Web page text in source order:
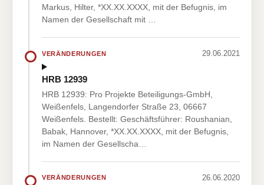
Markus, Hilter, *XX.XX.XXXX, mit der Befugnis, im
Namen der Gesellschaft mit …
VERÄNDERUNGEN 29.06.2021
HRB 12939
HRB 12939: Pro Projekte Beteiligungs-GmbH,
Weißenfels, Langendorfer Straße 23, 06667
Weißenfels. Bestellt: Geschäftsführer: Roushanian,
Babak, Hannover, *XX.XX.XXXX, mit der Befugnis,
im Namen der Gesellscha…
VERÄNDERUNGEN 26.06.2020